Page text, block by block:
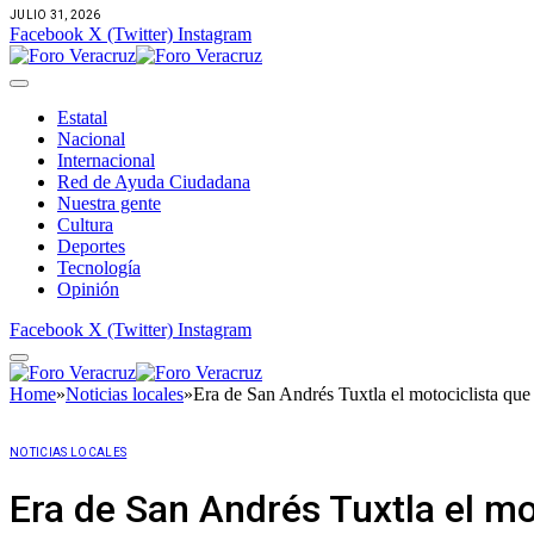
JULIO 31, 2026
Facebook X (Twitter) Instagram
Estatal
Nacional
Internacional
Red de Ayuda Ciudadana
Nuestra gente
Cultura
Deportes
Tecnología
Opinión
Facebook X (Twitter) Instagram
Home»Noticias locales»Era de San Andrés Tuxtla el motociclista
NOTICIAS LOCALES
Era de San Andrés Tuxtla el